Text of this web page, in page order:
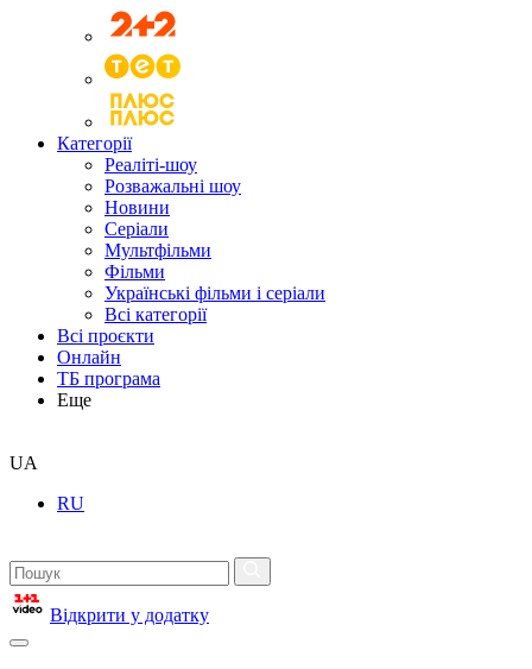
Категорії
Реаліті-шоу
Розважальні шоу
Новини
Серіали
Мультфільми
Фільми
Українські фільми і серіали
Всі категорії
Всі проєкти
Онлайн
ТБ програма
Еще
UA
RU
Відкрити у додатку